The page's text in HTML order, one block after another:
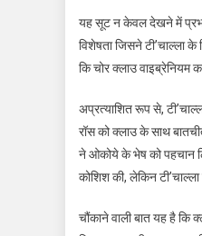
यह सूट न केवल देखने में
विशेषता जिसने टी’चाल्ला
कि चोर क्लाउ वाइब्रेनियम
अप्रत्याशित रूप से,
रॉस को क्लाउ के साथ
ने ओकोये के भेष को पहचान
कोशिश की, लेकिन
चौंकाने वाली बात यह है कि